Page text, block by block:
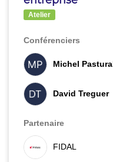
Atelier
Conférenciers
Michel Pastural
David Treguer
Partenaire
FIDAL